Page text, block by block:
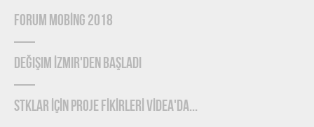
FORUM MOBİNG 2018
Değişim İzmir'den Başladı
STKLAR İÇİN PROJE FİKİRLERİ VİDEA'DA...